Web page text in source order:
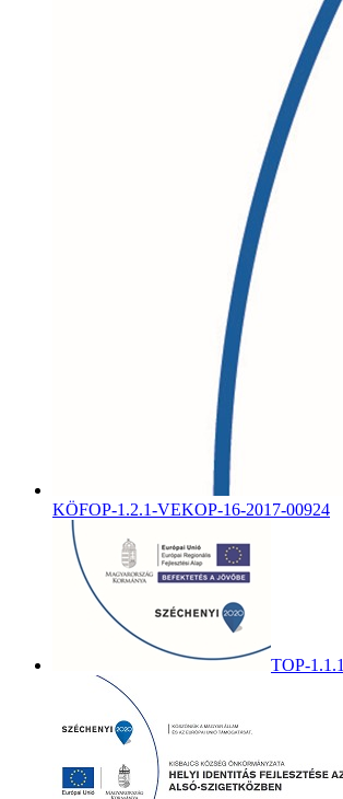
KÖFOP-1.2.1-VEKOP-16-2017-00924
TOP-1.1.1